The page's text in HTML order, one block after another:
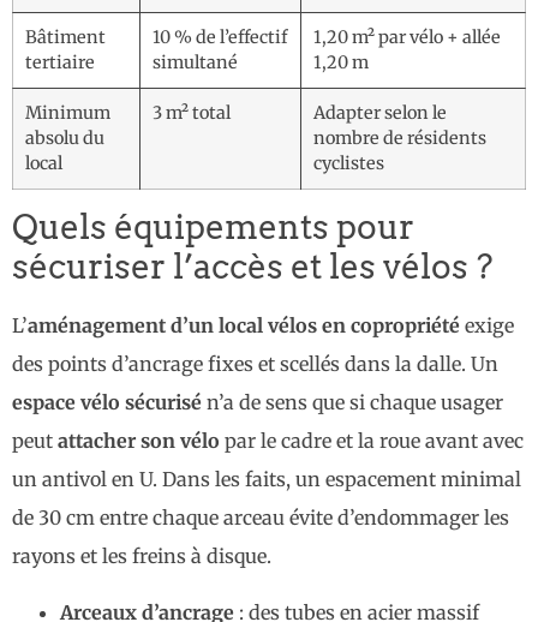
Bâtiment
tertiaire
10 % de l’effectif
simultané
1,20 m² par vélo + allée
1,20 m
Minimum
absolu du
local
3 m² total
Adapter selon le
nombre de résidents
cyclistes
Quels équipements pour
sécuriser l’accès et les vélos ?
L’aménagement d’un local vélos en copropriété exige
des points d’ancrage fixes et scellés dans la dalle. Un
espace vélo sécurisé n’a de sens que si chaque usager
peut attacher son vélo par le cadre et la roue avant avec
un antivol en U. Dans les faits, un espacement minimal
de 30 cm entre chaque arceau évite d’endommager les
rayons et les freins à disque.
Arceaux d’ancrage : des tubes en acier massif